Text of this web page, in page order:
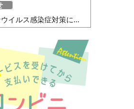
イルス感染症対策に...